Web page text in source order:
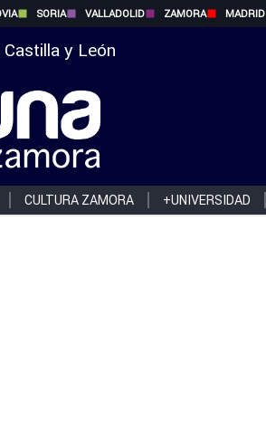
SORIA VALLADOLID ZAMORA MADRID
y León
CULTURA ZAMORA +UNIVERSIDAD